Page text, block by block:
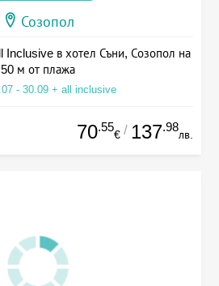
Созопол
Inclusive в хотел Съни, Созопол на
50 м от плажа
- 30.09 + all inclusive
70.55
€ / 137.98
лв.